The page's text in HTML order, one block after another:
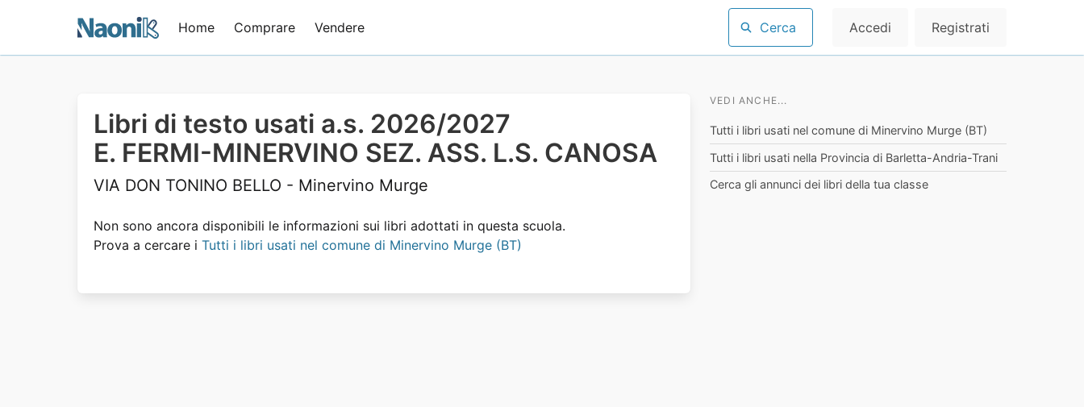
Home Comprare Vendere Cerca Accedi Registrati
Libri di testo usati a.s. 2026/2027
E. FERMI-MINERVINO SEZ. ASS. L.S. CANOSA
VIA DON TONINO BELLO - Minervino Murge
Non sono ancora disponibili le informazioni sui libri adottati in questa scuola.
Prova a cercare i Tutti i libri usati nel comune di Minervino Murge (BT)
VEDI ANCHE...
Tutti i libri usati nel comune di Minervino Murge (BT)
Tutti i libri usati nella Provincia di Barletta-Andria-Trani
Cerca gli annunci dei libri della tua classe